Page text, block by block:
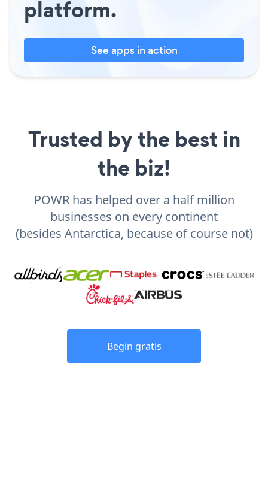
platform.
See apps in action
Trusted by the best in
the biz!
POWR has helped over a half million
businesses on every continent
(besides Antarctica, because of course not)
Begin gratis